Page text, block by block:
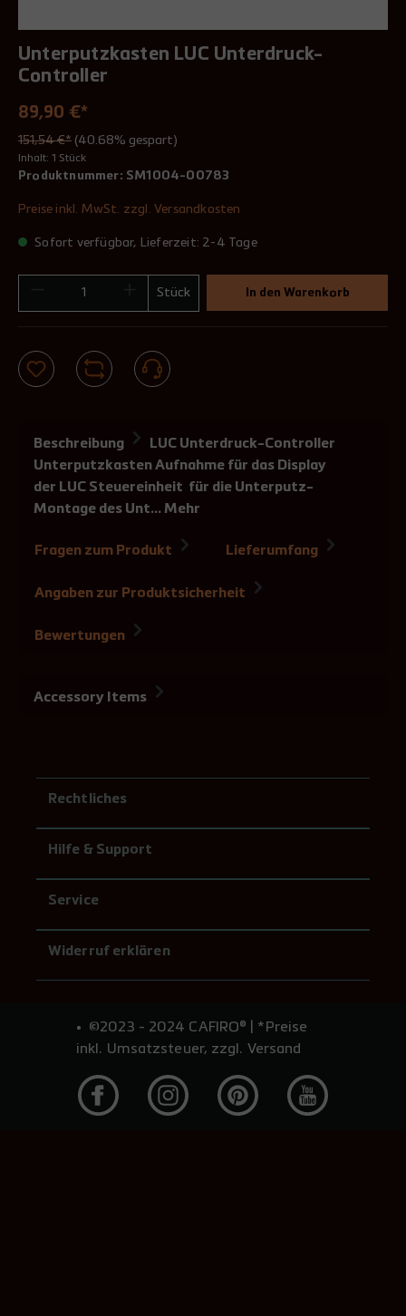
Unterputzkasten LUC Unterdruck-
Controller
89,90 €*
151,54 €* (40.68% gespart)
Inhalt: 1 Stück
Produktnummer: SM1004-00783
Preise inkl. MwSt. zzgl. Versandkosten
Sofort verfügbar, Lieferzeit: 2-4 Tage
Stück In den Warenkorb
Beschreibung
LUC Unterdruck-Controller
Unterputzkasten Aufnahme für das Display
der LUC Steuereinheit für die Unterputz-
Montage des Unt… Mehr
Fragen zum Produkt Lieferumfang
Angaben zur Produktsicherheit
Bewertungen
Accessory Items
Rechtliches
Hilfe & Support
Service
Widerruf erklären
©2023 - 2024 CAFIRO® | *Preise
inkl. Umsatzsteuer, zzgl. Versand